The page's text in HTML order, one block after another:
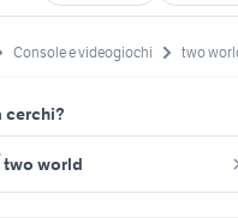
Console e videogiochi two
cerchi?